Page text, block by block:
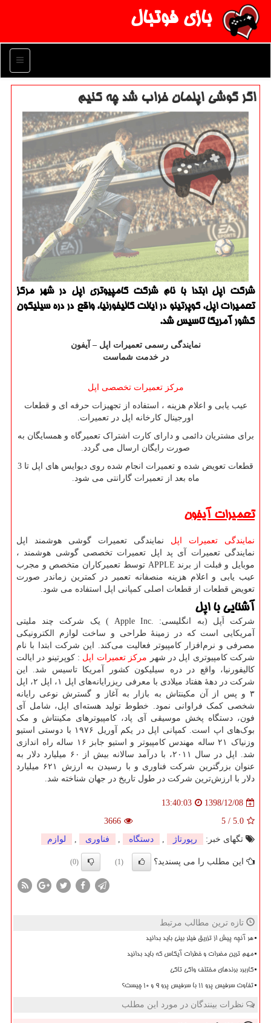
بازی فوتبال
منو
اگر گوشی اپلمان خراب شد چه كنیم
شركت اپل ابتدا با نام شركت كامپیوتری اپل در شهر مركز
تعمیرات اپل، كوپرتینو در ایالت كالیفورنیا، واقع در دره سیلیكون
كشور آمریكا تاسیس شد.
نمایندگی رسمی تعمیرات اپل – آیفون
در خدمت شماست
مرکز تعمیرات تخصصی اپل
عیب یابی و اعلام هزینه ، استفاده از تجهیزات حرفه ای و قطعات
اورجینال کارخانه اپل در تعمیرات.
برای مشتریان دائمی و دارای کارت اشتراک تعمیرگاه و همسایگان به
صورت رایگان ارسال می گردد.
قطعات تعویض شده و تعمیرات انجام شده روی دیوایس های اپل تا 3
ماه بعد از تعمیرات گارانتی می شود.
تعمیرات آیفون
نمایندگی تعمیرات اپل نمایندگی تعمیرات گوشی هوشمند اپل
نمایندگی تعمیرات آی پد اپل تعمیرات تخصصی گوشی هوشمند ،
موبایل و فبلت از برند APPLEتوسط تعمیرکاران متخصص و مجرب
عیب یابی و اعلام هزینه منصفانه تعمیر در کمترین زماندر صورت
تعویض قطعات از قطعات اصلی کمپانی اپل استفاده می شود.
آشنایی با اپل
شرکت اَپل (به انگلیسی:
) یک شرکت چند ملیتی
آمریکایی است که در زمینهٔ طراحی و ساخت لوازم الکترونیکی
مصرفی و نرم‌افزار کامپیوتر فعالیت می‌کند. این شرکت ابتدا با نام
شرکت کامپیوتری اپل در شهر مرکز تعمیرات اپل :کوپرتینو در ایالت
کالیفورنیا، واقع در دره سیلیکون کشور آمریکا تاسیس شد. این
شرکت در دهه‌ٔ هفتاد میلادی با معرفی ریزرایانه‌های اپل ۱ ، اپل ۲، اپل
۳ و پس از آن مکینتاش به بازار به آغاز و گسترش نوعی رایانه
شخصی کمک فراوانی نمود. خطوط تولید هسته‌ای اپل، شامل آی
فون، دستگاه پخش موسیقی آی پاد، کامپیوترهای مکینتاش و مک
بوک‌های اپ است. کمپانی اپل در یکم آوریل ۱۹۷۶ با دوستی استیو
وزنیاک
۲۱ساله مهندس کامپیوتر و استیو جابز ۱۶ ساله راه اندازی
شد. اپل در سال ۲۰۱۱، با درآمد سالانه بیش از ۶۰ میلیارد دلار به
عنوان بزرگترین شرکت فناوری و با رسیدن به ارزش
۶۲۱ میلیارد
دلار با ارزش‌ترین شرکت در طول تاریخ در جهان شناخته شد
1398/12/08
13:40:03
5.0
/
5
3666
تگهای خبر:
رپورتاژ , دستگاه , فناوری , لوازم
این مطلب را می پسندید؟ (1)
(0)
تازه ترین مطالب مرتبط
هر آنچه پیش از تزریق فیلر بینی باید بدانید
مهم ترین مضرات و خطرات آیکاس که باید بدانید
کاربرد برندهای مختلف واکی تاکی
تفاوت سرفیس پرو 11 با سرفیس پرو 9 و 10 چیست؟
نظرات بینندگان در مورد این مطلب